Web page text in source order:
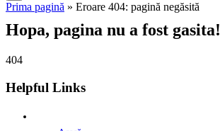
Prima pagină » Eroare 404: pagină negăsită
Hopa, pagina nu a fost gasita!
404
Helpful Links